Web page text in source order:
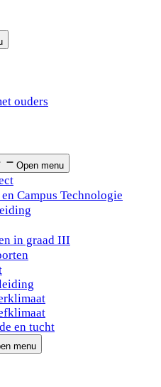
ouders
Open menu
Campus Technologie
in graad III
en tucht
menu